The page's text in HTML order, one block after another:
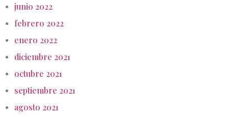
junio 2022
febrero 2022
enero 2022
diciembre 2021
octubre 2021
septiembre 2021
agosto 2021